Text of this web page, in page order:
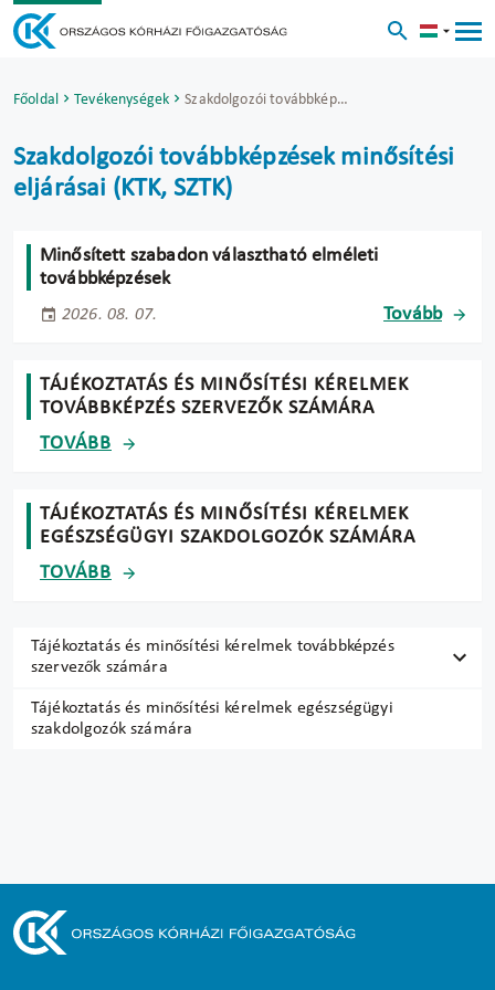
Főoldal Tevékenységek Szakdolgozói továbbképzések minősítési eljárásai (KTK, SZTK)
Tájékoztatás és minősítési kérelmek továbbképzés
szervezők számára
Tájékoztatás és minősítési kérelmek egészségügyi
szakdolgozók számára
Szakdolgozói továbbképzések minősítési
eljárásai (KTK, SZTK)
Minősített szabadon választható elméleti
továbbképzések
2026. 08. 07. Tovább
TÁJÉKOZTATÁS ÉS MINŐSÍTÉSI KÉRELMEK
TOVÁBBKÉPZÉS SZERVEZŐK SZÁMÁRA
TOVÁBB
TÁJÉKOZTATÁS ÉS MINŐSÍTÉSI KÉRELMEK
EGÉSZSÉGÜGYI SZAKDOLGOZÓK SZÁMÁRA
TOVÁBB